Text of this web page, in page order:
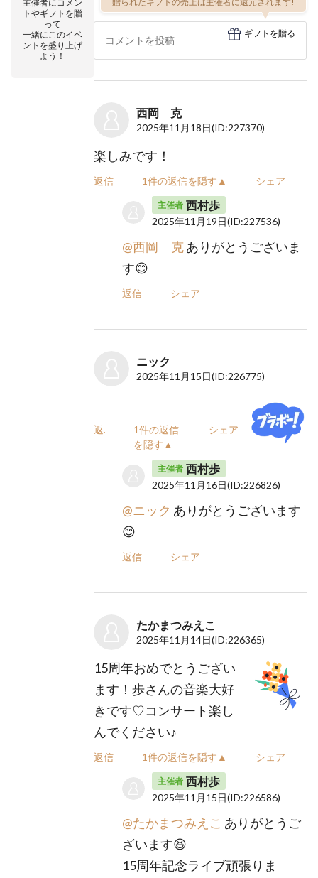
主催者にコメン
トやギフトを贈
って
一緒にこのイベ
ントを盛り上げ
よう！
ギフトを贈る
西岡 克
2025年11月18日(ID:227370)
楽しみです！
返信 1件の返信を隠す▲ シェア
主催者 西村歩
2025年11月19日(ID:227536)
@西岡 克ありがとうございま
す😊
返信 シェア
ニック
2025年11月15日(ID:226775)
返信
1件の返信
を隠す▲
シェア
主催者 西村歩
2025年11月16日(ID:226826)
@ニック ありがとうございます
😊
返信 シェア
たかまつみえこ
2025年11月14日(ID:226365)
15周年おめでとうござい
ます！歩さんの音楽大好
きです♡コンサート楽し
んでください♪
返信 1件の返信を隠す▲ シェア
主催者 西村歩
2025年11月15日(ID:226586)
@たかまつみえこ ありがとうご
ざいます😆
15周年記念ライブ頑張りま